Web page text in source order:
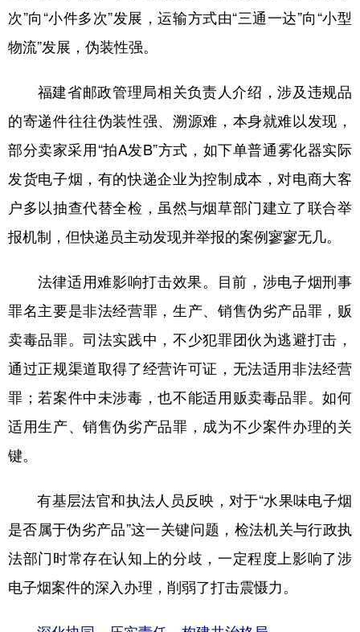
次”向“小件多次”发展，运输方式由“三通一达”向“小型
物流”发展，伪装性强。
福建省邮政管理局相关负责人介绍，涉及违规品
的寄递件往往伪装性强、溯源难，本身就难以发现，
部分卖家采用“拍A发B”方式，如下单普通雾化器实际
发货电子烟，有的快递企业为控制成本，对电商大客
户多以抽查代替全检，虽然与烟草部门建立了联合举
报机制，但快递员主动发现并举报的案例寥寥无几。
法律适用难影响打击效果。目前，涉电子烟刑事
罪名主要是非法经营罪，生产、销售伪劣产品罪，贩
卖毒品罪。司法实践中，不少犯罪团伙为逃避打击，
通过正规渠道取得了经营许可证，无法适用非法经营
罪；若案件中未涉毒，也不能适用贩卖毒品罪。如何
适用生产、销售伪劣产品罪，成为不少案件办理的关
键。
有基层法官和执法人员反映，对于“水果味电子烟
是否属于伪劣产品”这一关键问题，检法机关与行政执
法部门时常存在认知上的分歧，一定程度上影响了涉
电子烟案件的深入办理，削弱了打击震慑力。